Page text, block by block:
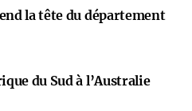
la tête du département
du Sud à l’Australie